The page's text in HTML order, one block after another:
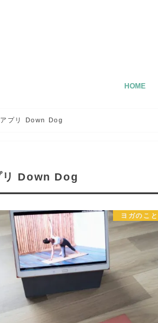
HOME
プリ Down Dog
リ Down Dog
ヨガのこと